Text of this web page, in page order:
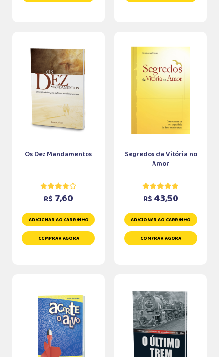
Os Dez Mandamentos
R$ 7,60
ADICIONAR AO CARRINHO
COMPRAR AGORA
Segredos da Vitória no
Amor
R$ 43,50
ADICIONAR AO CARRINHO
COMPRAR AGORA